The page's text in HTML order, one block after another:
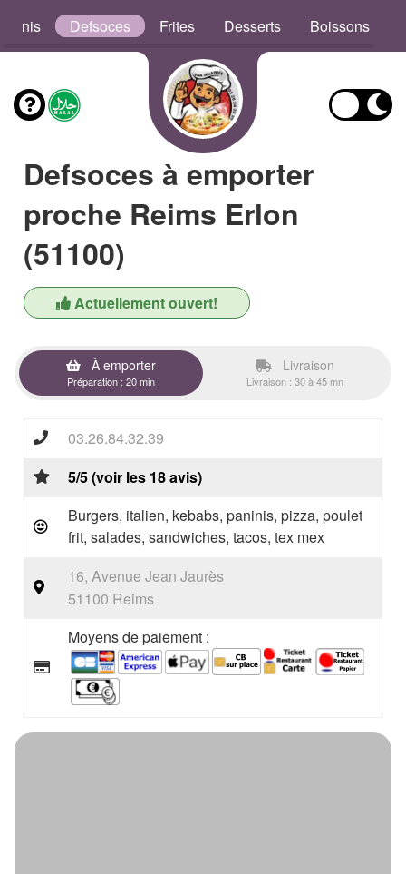
Defsoces Frites Desserts Boissons
Defsoces à emporter
proche Reims Erlon
(51100)
Actuellement ouvert!
À emporter
Préparation : 20 min
Livraison
Livraison : 30 à 45 mn
03.26.84.32.39
5/5 (voir les 18 avis)
Burgers, italien, kebabs, paninis, pizza, poulet
frit, salades, sandwiches, tacos, tex mex
16, Avenue Jean Jaurès
51100 Reims
Moyens de paiement :